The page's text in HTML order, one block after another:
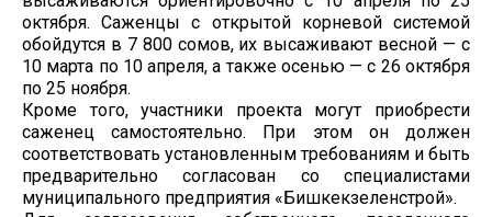
октября. Саженцы с открытой корневой системой
обойдутся в 7 800 сомов, их высаживают весной — с
10 марта по 10 апреля, а также осенью — с 26 октября
по 25 ноября.
Кроме того, участники проекта могут приобрести
саженец самостоятельно. При этом он должен
соответствовать установленным требованиям и быть
предварительно согласован со специалистами
муниципального предприятия «Бишкекзеленстрой».